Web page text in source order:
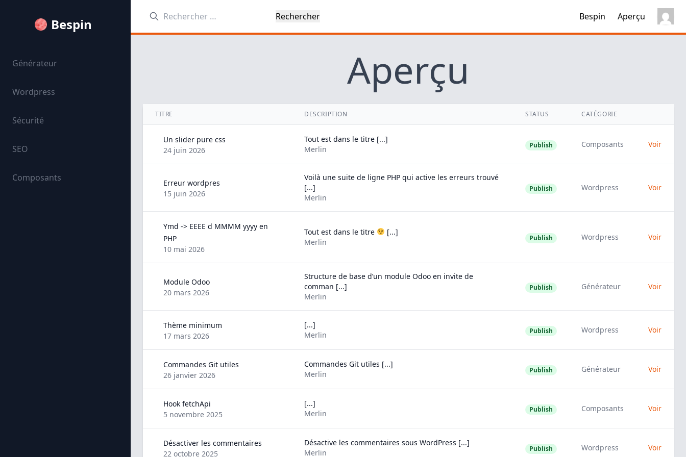
Bespin
Générateur
Wordpress
Sécurité
SEO
Composants
Rechercher: Bespin Aperçu
Aperçu
TITRE DESCRIPTION STATUS CATÉGORIE
Un slider pure css
24 juin 2026
Tout est dans le titre [...]
Merlin
Publish Composants Voir
Erreur wordpres
15 juin 2026
Voilà une suite de ligne PHP qui active les erreurs trouvé
[...]
Merlin
Publish Wordpress Voir
Ymd -> EEEE d MMMM yyyy en
PHP
10 mai 2026
Tout est dans le titre
[...]
Merlin
Publish Wordpress Voir
Module Odoo
20 mars 2026
Structure de base d’un module Odoo en invite de
comman [...]
Merlin
Publish Générateur Voir
Thème minimum
17 mars 2026
[...]
Merlin
Publish Wordpress Voir
Commandes Git utiles
26 janvier 2026
Commandes Git utiles [...]
Merlin
Publish Générateur Voir
Hook fetchApi
5 novembre 2025
[...]
Merlin
Publish Composants Voir
Désactiver les commentaires
22 octobre 2025
Désactive les commentaires sous WordPress [...]
Merlin
Publish Wordpress Voir